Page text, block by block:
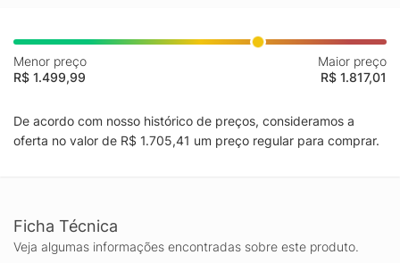
Menor preço
R$ 1.499,99
Maior preço
R$ 1.817,01
De acordo com nosso histórico de preços, consideramos a
oferta no valor de R$ 1.705,41 um preço regular para comprar.
Ficha Técnica
Veja algumas informações encontradas sobre este produto.